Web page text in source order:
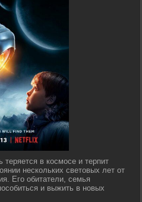
теряется в космосе и терпит
нескольких световых лет от
Его обитатели, семья
и выжить в новых